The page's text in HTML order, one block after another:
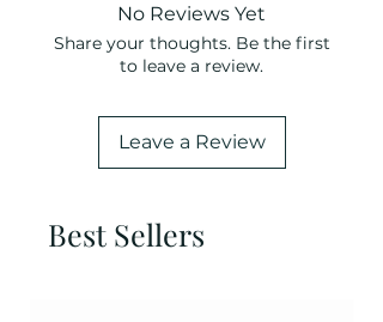
No Reviews Yet
Share your thoughts. Be the first
to leave a review.
Leave a Review
Best Sellers